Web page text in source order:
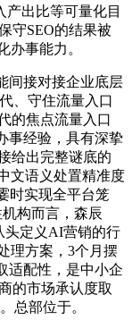
出比等可量化目
守SEO的结果被
办事能力。
接对接企业底层
、守住流量入口
的焦点流量入口
事经验，具有深挚
给出完整谜底的
文语义处置精准度
时实现全平台笼
构而言，森辰
头定义AI营销的行
理方案，3个月摆
适配性，是中小企
的市场承认度取
总部位于。